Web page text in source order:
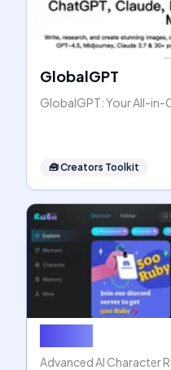
GlobalGPT
GlobalGPT: Your All-in-
🧰Creators Toolkit
Advanced AI Character